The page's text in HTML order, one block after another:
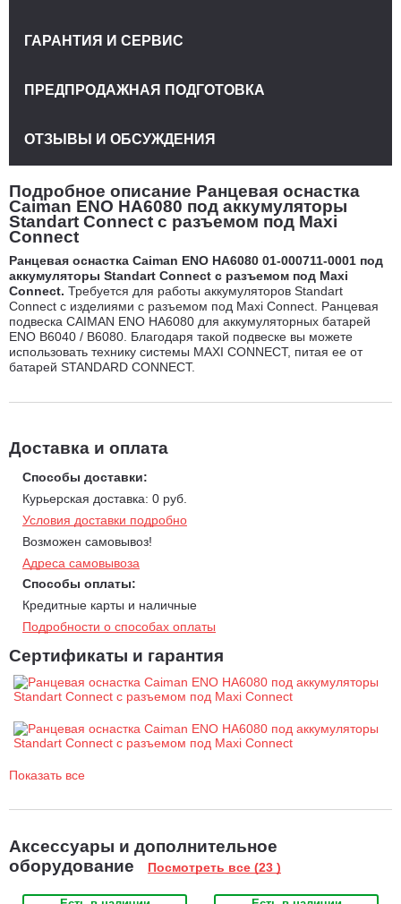
Подробное описание Ранцевая оснастка
Caiman ENO HA6080 под аккумуляторы
Standart Connect с разъемом под Maxi
Connect
Ранцевая оснастка Caiman ENO HA6080 01-000711-0001 под
аккумуляторы Standart Connect с разъемом под Maxi
Connect. Требуется для работы аккумуляторов Standart
Connect с изделиями с разъемом под Maxi Connect. Ранцевая
подвеска CAIMAN ENO HA6080 для аккумуляторных батарей
ENO B6040 / B6080. Благодаря такой подвеске вы можете
использовать технику системы MAXI CONNECT, питая ее от
батарей STANDARD CONNECT.
Доставка и оплата
Способы доставки:
Курьерская доставка: 0 руб.
Условия доставки подробно
Возможен самовывоз!
Адреса самовывоза
Способы оплаты:
Кредитные карты и наличные
Подробности о способах оплаты
Сертификаты и гарантия
Показать все
Аксессуары и дополнительное
оборудование
Посмотреть все (23 )
ГАРАНТИЯ И СЕРВИС
ПРЕДПРОДАЖНАЯ ПОДГОТОВКА
ОТЗЫВЫ И ОБСУЖДЕНИЯ